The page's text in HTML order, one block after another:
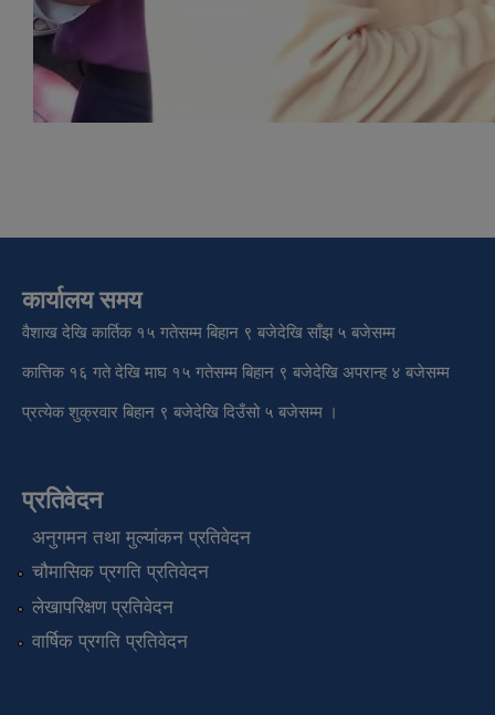
कार्यालय समय
वैशाख देखि कार्तिक १५ गतेसम्म बिहान ९ बजेदेखि साँझ ५ बजेसम्म
कात्तिक १६ गते देखि माघ १५ गतेसम्म बिहान ९ बजेदेखि अपरान्ह ४ बजेसम्म
प्रत्येक शुक्रवार बिहान ९ बजेदेखि दिउँसो ५ बजेसम्म ।
प्रतिवेदन
अनुगमन तथा मुल्यांकन प्रतिवेदन
चौमासिक प्रगति प्रतिवेदन
लेखापरिक्षण प्रतिवेदन
वार्षिक प्रगति प्रतिवेदन